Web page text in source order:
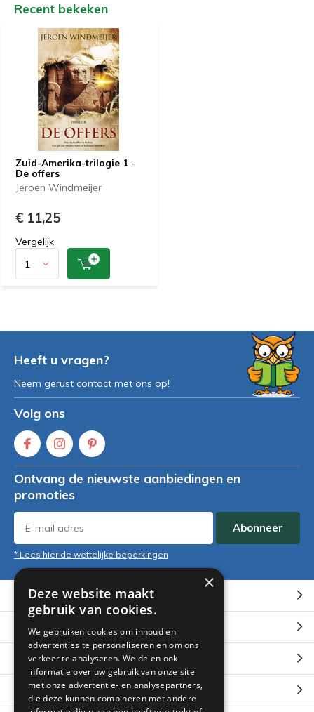
Recent bekeken
Zuid-Amerika-trilogie 1 -
De offers
Jeroen Windmeijer
€ 11,25
Vergelijk
Heeft u vragen?
Neem gerust contact met ons op!
Volg ons
Ontvang de nieuwste aanbiedingen en
promoties
Abonneer
* Lees hier de wettelijke beperkingen
Klantenservice
Mijn account
Categorieën
Contact
×
Deze website maakt
gebruik van cookies.
We gebruiken cookies om inhoud en
advertenties te personaliseren en om ons
verkeer te analyseren. We delen ook
informatie over uw gebruik van onze site
met onze advertentie- en analysepartners,
die deze kunnen combineren met andere